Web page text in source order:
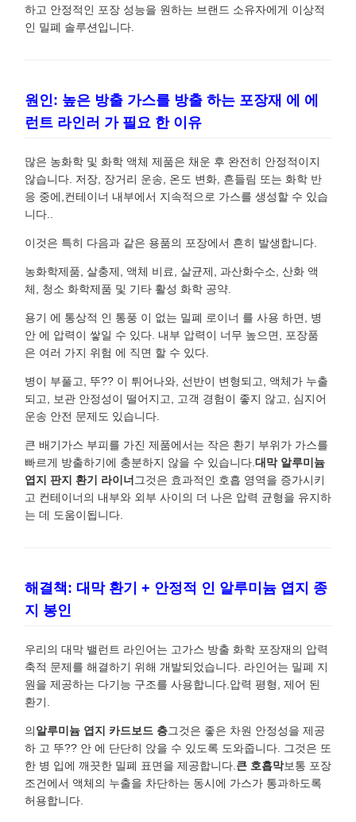
하고 안정적인 포장 성능을 원하는 브랜드 소유자에게 이상적
인 밀폐 솔루션입니다.
원인: 높은 방출 가스를 방출 하는 포장재 에 에
런트 라인러 가 필요 한 이유
많은 농화학 및 화학 액체 제품은 채운 후 완전히 안정적이지
않습니다. 저장, 장거리 운송, 온도 변화, 흔들림 또는 화학 반
응 중에,컨테이너 내부에서 지속적으로 가스를 생성할 수 있습
니다..
이것은 특히 다음과 같은 용품의 포장에서 흔히 발생합니다.
농화학제품, 살충제, 액체 비료, 살균제, 과산화수소, 산화 액
체, 청소 화학제품 및 기타 활성 화학 공약.
용기 에 통상적 인 통풍 이 없는 밀폐 로이너 를 사용 하면, 병
안 에 압력이 쌓일 수 있다. 내부 압력이 너무 높으면, 포장품
은 여러 가지 위험 에 직면 할 수 있다.
병이 부풀고, 뚜?? 이 튀어나와, 선반이 변형되고, 액체가 누출
되고, 보관 안정성이 떨어지고, 고객 경험이 좋지 않고, 심지어
운송 안전 문제도 있습니다.
큰 배기가스 부피를 가진 제품에서는 작은 환기 부위가 가스를
빠르게 방출하기에 충분하지 않을 수 있습니다.대막 알루미늄
엽지 판지 환기 라이너 그것은 효과적인 호흡 영역을 증가시키
고 컨테이너의 내부와 외부 사이의 더 나은 압력 균형을 유지하
는 데 도움이됩니다.
해결책: 대막 환기 + 안정적 인 알루미늄 엽지 종
지 봉인
우리의 대막 밸런트 라인어는 고가스 방출 화학 포장재의 압력
축적 문제를 해결하기 위해 개발되었습니다. 라인어는 밀폐 지
원을 제공하는 다기능 구조를 사용합니다.압력 평형, 제어 된
환기.
의알루미늄 엽지 카드보드 층그것은 좋은 차원 안정성을 제공
하 고 뚜?? 안 에 단단히 앉을 수 있도록 도와줍니다. 그것은 또
한 병 입에 깨끗한 밀폐 표면을 제공합니다.큰 호흡막보통 포장
조건에서 액체의 누출을 차단하는 동시에 가스가 통과하도록
허용합니다.